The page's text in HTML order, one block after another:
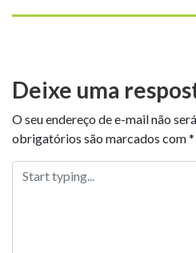
Deixe uma
O seu endereço de e-mail não
obrigatórios são marcados com*